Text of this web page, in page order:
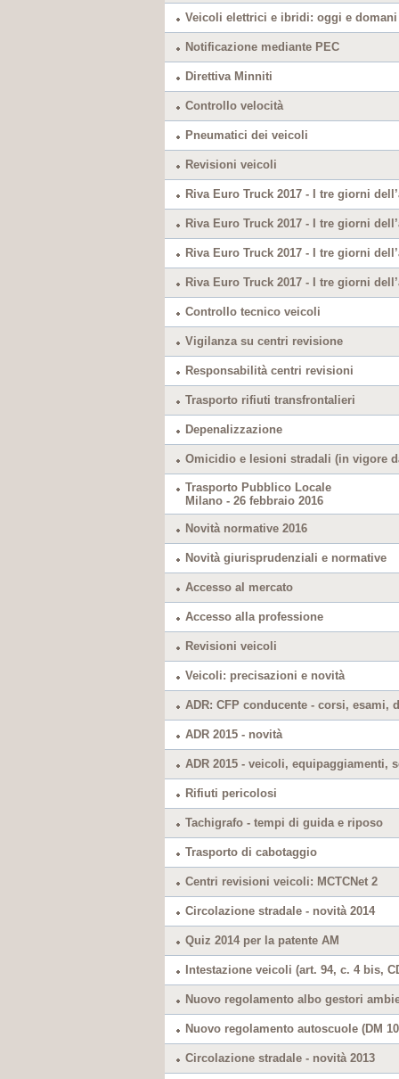
Veicoli elettrici e ibridi: oggi e domani
Notificazione mediante PEC
Direttiva Minniti
Controllo velocità
Pneumatici dei veicoli
Revisioni veicoli
Riva Euro Truck 2017 - I tre giorni
Riva Euro Truck 2017 - I tre giorni
Riva Euro Truck 2017 - I tre giorni
Riva Euro Truck 2017 - I tre giorni
Controllo tecnico veicoli
Vigilanza su centri revisione
Responsabilità centri revisioni
Trasporto rifiuti transfrontalieri
Depenalizzazione
Omicidio e lesioni stradali (in vigore
Trasporto Pubblico Locale
Milano - 26 febbraio 2016
Novità normative 2016
Novità giurisprudenziali e normative
Accesso al mercato
Accesso alla professione
Revisioni veicoli
Veicoli: precisazioni e novità
ADR: CFP conducente - corsi, esami,
ADR 2015 - novità
ADR 2015 - veicoli, equipaggiamenti,
Rifiuti pericolosi
Tachigrafo - tempi di guida e riposo
Trasporto di cabotaggio
Centri revisioni veicoli: MCTCNet 2
Circolazione stradale - novità 2014
Quiz 2014 per la patente AM
Intestazione veicoli (art. 94, c. 4 bis,
Nuovo regolamento albo gestori
Nuovo regolamento autoscuole (DM
Circolazione stradale - novità 2013